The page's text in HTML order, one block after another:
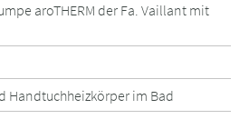
aroTHERM der Fa. Vaillant mit
Handtuchheizkörper im Bad